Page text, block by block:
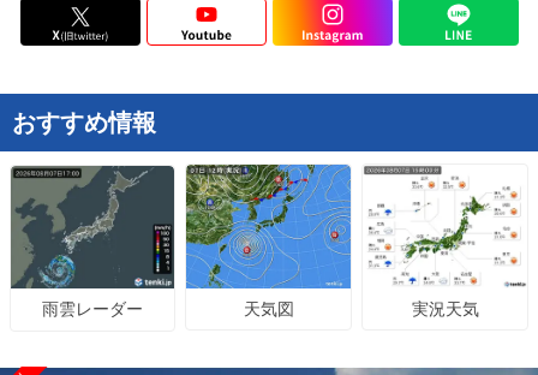
おすすめ情報
雨雲レーダー 天気図 実況天気